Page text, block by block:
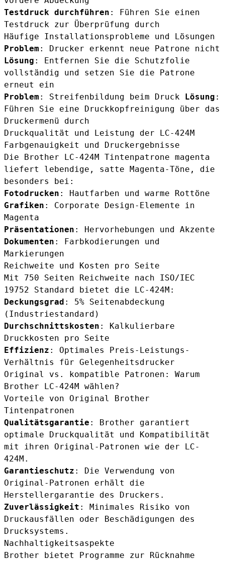
Testdruck durchführen : Führen Sie einen
Testdruck zur Überprüfung durch
Häufige Installationsprobleme und Lösungen
Problem : Drucker erkennt neue Patrone nicht
Lösung : Entfernen Sie die Schutzfolie
vollständig und setzen Sie die Patrone
erneut ein
Problem : Streifenbildung beim Druck Lösung :
Führen Sie eine Druckkopfreinigung über das
Druckermenü durch
Druckqualität und Leistung der LC-424M
Farbgenauigkeit und Druckergebnisse
Die Brother LC-424M Tintenpatrone magenta
liefert lebendige, satte Magenta-Töne, die
besonders bei:
Fotodrucken : Hautfarben und warme Rottöne
Grafiken : Corporate Design-Elemente in
Magenta
Präsentationen : Hervorhebungen und Akzente
Dokumenten : Farbkodierungen und
Markierungen
Reichweite und Kosten pro Seite
Mit 750 Seiten Reichweite nach ISO/IEC
19752 Standard bietet die LC-424M:
Deckungsgrad : 5% Seitenabdeckung
(Industriestandard)
Durchschnittskosten : Kalkulierbare
Druckkosten pro Seite
Effizienz : Optimales Preis-Leistungs-
Verhältnis für Gelegenheitsdrucker
Original vs. kompatible Patronen: Warum
Brother LC-424M wählen?
Vorteile von Original Brother
Tintenpatronen
Qualitätsgarantie : Brother garantiert
optimale Druckqualität und Kompatibilität
mit ihren Original-Patronen wie der LC-
424M.
Garantieschutz : Die Verwendung von
Original-Patronen erhält die
Herstellergarantie des Druckers.
Zuverlässigkeit : Minimales Risiko von
Druckausfällen oder Beschädigungen des
Drucksystems.
Nachhaltigkeitsaspekte
Brother bietet Programme zur Rücknahme